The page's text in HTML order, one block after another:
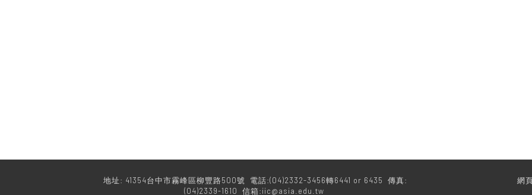
地址: 41354台中市霧峰區柳豐路500號 電話:(04)2332-3456轉6441 or 6435 傳真:
(04)2339-1610 信箱:iic@asia.edu.tw
網